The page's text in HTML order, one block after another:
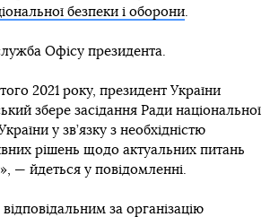
безпеки і оборони
Офісу президента.
2021 року, президент України
збере засідання Ради національної
у зв’язку з необхідністю
рішень щодо актуальних питань
— йдеться у повідомленні.
за організацію